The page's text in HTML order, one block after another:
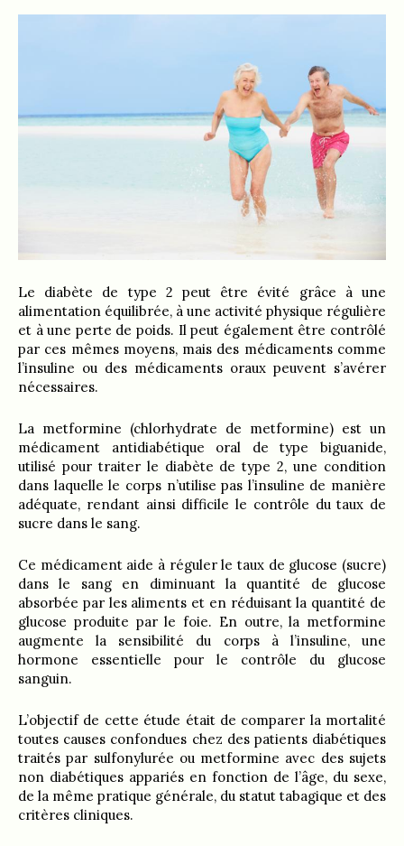
Le diabète de type 2 peut être évité grâce à une
alimentation équilibrée, à une activité physique régulière
et à une perte de poids. Il peut également être contrôlé
par ces mêmes moyens, mais des médicaments comme
l’insuline ou des médicaments oraux peuvent s’avérer
nécessaires.
La metformine (chlorhydrate de metformine) est un
médicament antidiabétique oral de type biguanide,
utilisé pour traiter le diabète de type 2, une condition
dans laquelle le corps n’utilise pas l’insuline de manière
adéquate, rendant ainsi difficile le contrôle du taux de
sucre dans le sang.
Ce médicament aide à réguler le taux de glucose (sucre)
dans le sang en diminuant la quantité de glucose
absorbée par les aliments et en réduisant la quantité de
glucose produite par le foie. En outre, la metformine
augmente la sensibilité du corps à l’insuline, une
hormone essentielle pour le contrôle du glucose
sanguin.
L’objectif de cette étude était de comparer la mortalité
toutes causes confondues chez des patients diabétiques
traités par sulfonylurée ou metformine avec des sujets
non diabétiques appariés en fonction de l’âge, du sexe,
de la même pratique générale, du statut tabagique et des
critères cliniques.